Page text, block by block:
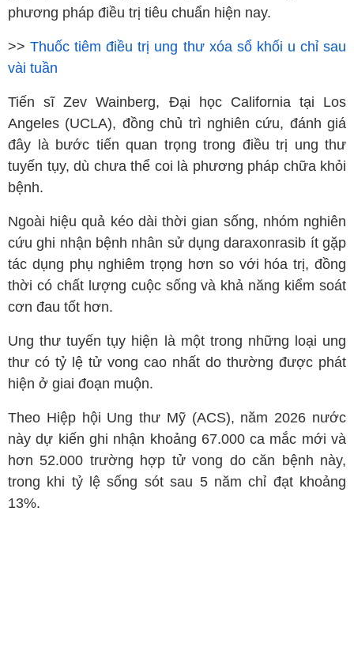
phương pháp điều trị tiêu chuẩn hiện nay.
>>Thuốc tiêm điều trị ung thư xóa sổ khối u chỉ sau
vài tuần
Tiến sĩ Zev Wainberg, Đại học California tại Los
Angeles (UCLA), đồng chủ trì nghiên cứu, đánh giá
đây là bước tiến quan trọng trong điều trị ung thư
tuyến tụy, dù chưa thể coi là phương pháp chữa khỏi
bệnh.
Ngoài hiệu quả kéo dài thời gian sống, nhóm nghiên
cứu ghi nhận bệnh nhân sử dụng daraxonrasib ít gặp
tác dụng phụ nghiêm trọng hơn so với hóa trị, đồng
thời có chất lượng cuộc sống và khả năng kiểm soát
cơn đau tốt hơn.
Ung thư tuyến tụy hiện là một trong những loại ung
thư có tỷ lệ tử vong cao nhất do thường được phát
hiện ở giai đoạn muộn.
Theo Hiệp hội Ung thư Mỹ (ACS), năm 2026 nước
này dự kiến ghi nhận khoảng 67.000 ca mắc mới và
hơn 52.000 trường hợp tử vong do căn bệnh này,
trong khi tỷ lệ sống sót sau 5 năm chỉ đạt khoảng
13%.